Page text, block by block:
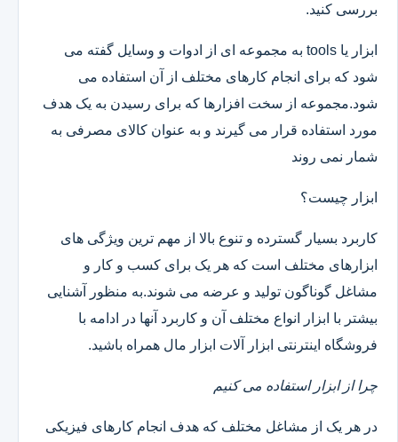
بررسی کنید.
ابزار یا tools به مجموعه ای از ادوات و وسایل گفته می
شود که برای انجام کارهای مختلف از آن استفاده می
شود.مجموعه از سخت افزارها که برای رسیدن به یک هدف
مورد استفاده قرار می گیرند و به عنوان کالای مصرفی به
شمار نمی روند
ابزار چیست؟
کاربرد بسیار گسترده و تنوع بالا از مهم ترین ویژگی های
ابزارهای مختلف است که هر یک برای کسب و کار و
مشاغل گوناگون تولید و عرضه می شوند.به منظور آشنایی
بیشتر با ابزار انواع مختلف آن و کاربرد آنها در ادامه با
فروشگاه اینترنتی ابزار آلات ابزار مال همراه باشید.
چرا از ابزار استفاده می کنیم
در هر یک از مشاغل مختلف که هدف انجام کارهای فیزیکی